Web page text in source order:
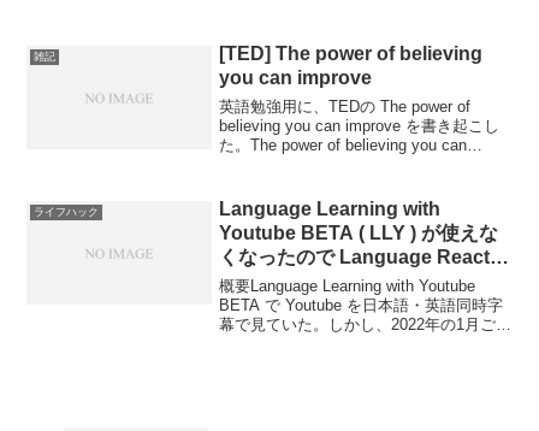
くれるからと使ってみたかったから。あ
と、emo...
雑記
[TED] The power of believing
you can improve
英語勉強用に、TEDの The power of
believing you can improve を書き起こし
た。The power of believing you can
ライフハック
Language Learning with
Youtube BETA ( LLY ) が使えな
くなったので Language Reactor
を使うようにした
概要Language Learning with Youtube
BETA で Youtube を日本語・英語同時字
幕で見ていた。しかし、2022年の1月ごろ